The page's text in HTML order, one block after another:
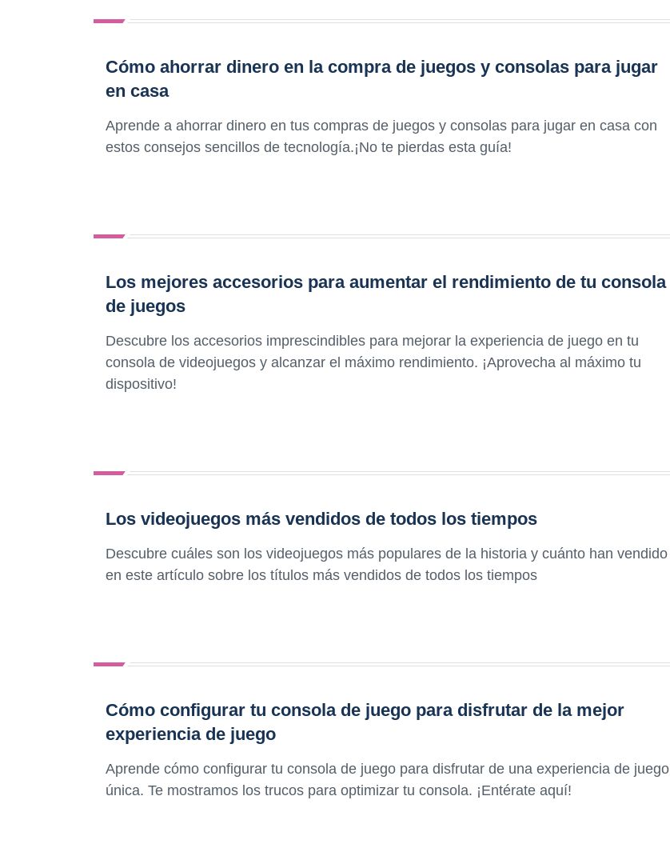
Cómo ahorrar dinero en la compra de juegos y consolas para jugar
en casa
Aprende a ahorrar dinero en tus compras de juegos y consolas para jugar en casa con
estos consejos sencillos de tecnología.¡No te pierdas esta guía!
Los mejores accesorios para aumentar el rendimiento de tu consola
de juegos
Descubre los accesorios imprescindibles para mejorar la experiencia de juego en tu
consola de videojuegos y alcanzar el máximo rendimiento. ¡Aprovecha al máximo tu
dispositivo!
Los videojuegos más vendidos de todos los tiempos
Descubre cuáles son los videojuegos más populares de la historia y cuánto han vendido
en este artículo sobre los títulos más vendidos de todos los tiempos
Cómo configurar tu consola de juego para disfrutar de la mejor
experiencia de juego
Aprende cómo configurar tu consola de juego para disfrutar de una experiencia de juego
única. Te mostramos los trucos para optimizar tu consola. ¡Entérate aquí!